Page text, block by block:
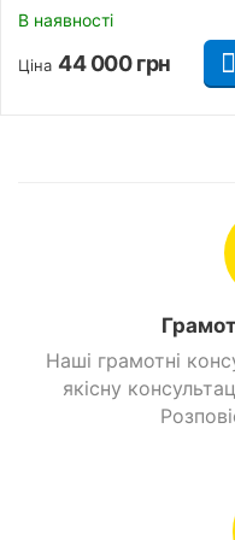
Потужна подвійна
Стоянкове гальмо
В наявності
Ціна 44 000 грн
Наші грамотні
якісну